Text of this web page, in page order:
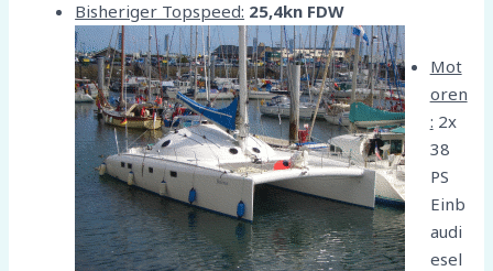
Bisheriger Topspeed: 25,4kn FDW
Mot
oren
: 2x
38
PS
Einb
audi
esel